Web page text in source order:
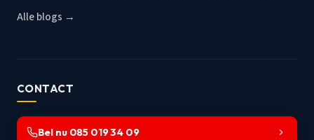
Alle blogs →
CONTACT
Bel nu 085 019 34 09